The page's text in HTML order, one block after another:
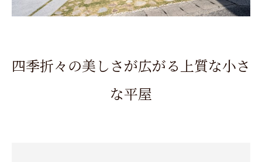
四季折々の美しさが広がる上質な小さ
な平屋